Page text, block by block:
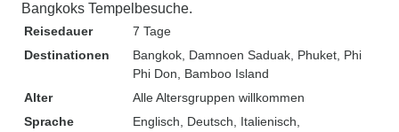
Bangkoks Tempelbesuche.
Reisedauer
7 Tage
Destinationen
Bangkok , Damnoen Saduak , Phuket , Phi
Phi Don , Bamboo Island
Alter
Alle Altersgruppen willkommen
Sprache
Englisch, Deutsch, Italienisch,